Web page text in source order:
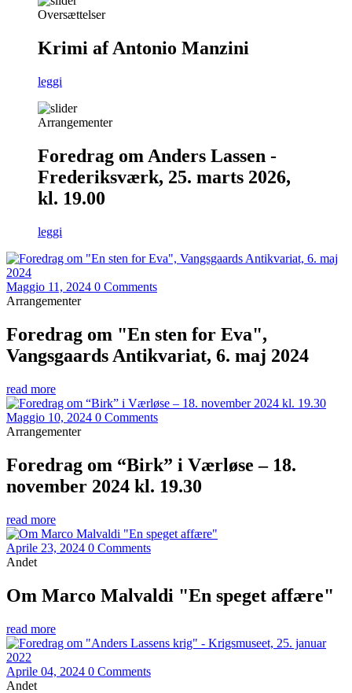
Oversættelser
Krimi af Antonio Manzini
leggi
Arrangementer
Foredrag om Anders Lassen -
Frederiksværk, 25. marts 2026,
kl. 19.00
leggi
Maggio 11, 2024 0 Comments
Arrangementer
Foredrag om "En sten for Eva",
Vangsgaards Antikvariat, 6. maj 2024
read more
Maggio 10, 2024 0 Comments
Arrangementer
Foredrag om “Birk” i Værløse – 18.
november 2024 kl. 19.30
read more
Aprile 23, 2024 0 Comments
Andet
Om Marco Malvaldi "En speget affære"
read more
Aprile 04, 2024 0 Comments
Andet